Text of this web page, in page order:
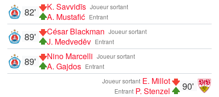
Joueur sortant
K. Savvidīs
Entrant
A. Mustafić
82'
Joueur sortant
César Blackman
Entrant
J. Medveděv
89'
Joueur sortant
Nino Marcelli
Entrant
A. Gajdos
89'
90'
Joueur sortant E. Millot
Entrant P. Stenzel